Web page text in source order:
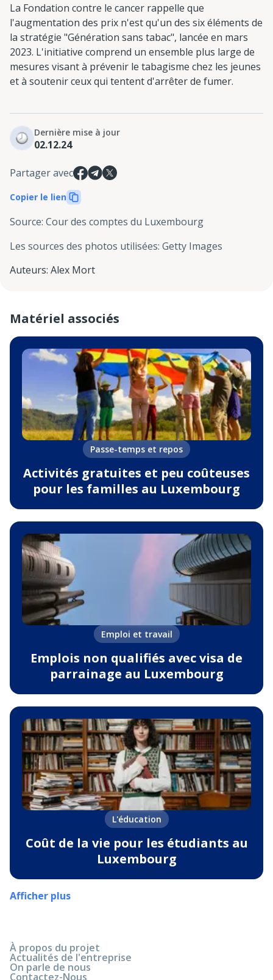
La Fondation contre le cancer rappelle que
l'augmentation des prix n'est qu'un des six éléments de
la stratégie "Génération sans tabac", lancée en mars
2023. L'initiative comprend un ensemble plus large de
mesures visant à prévenir le tabagisme chez les jeunes
et à soutenir ceux qui tentent d'arrêter de fumer.
Dernière mise à jour
02.12.24
Partager avec
Copier le lien
Source: Cour des comptes du Luxembourg
Les sources des photos utilisées: Getty Images
Auteurs: Alex Mort
Matériel associés
Passe-temps et repos
Activités gratuites et peu coûteuses
pour les familles au Luxembourg
Emploi et travail
Emplois non qualifiés avec visa de
parrainage au Luxembourg
L'éducation
Coût de la vie pour les étudiants au
Luxembourg
Afficher plus
À propos du projet
Actualités de l'entreprise
On parle de nous
Contactez-Nous